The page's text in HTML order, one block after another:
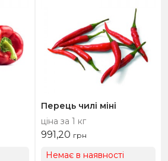
Перець чилі міні
ціна за 1 кг
991,20 грн
Немає в наявності